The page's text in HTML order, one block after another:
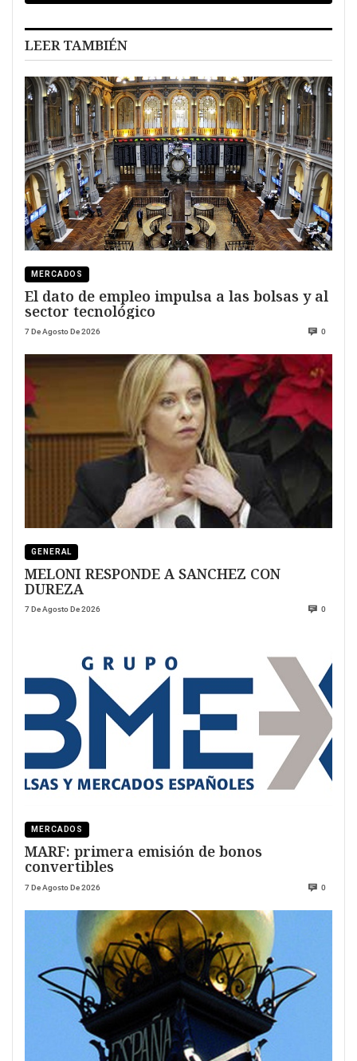
LEER TAMBIÉN
MERCADOS
El dato de empleo impulsa a las bolsas y al
sector tecnológico
7 De Agosto De 2026 0
GENERAL
MELONI RESPONDE A SANCHEZ CON
DUREZA
7 De Agosto De 2026 0
MERCADOS
MARF: primera emisión de bonos
convertibles
7 De Agosto De 2026 0